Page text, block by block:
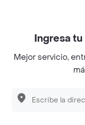
Descubre las
©2026
Ingresa
Mejor servicio,